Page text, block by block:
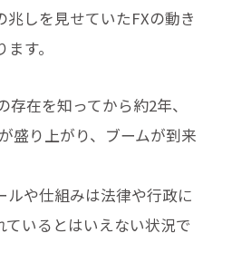
兆しを見せていたFXの動き
す。
在を知ってから約2年、
盛り上がり、ブームが到来
ルや仕組みは法律や行政に
ているとはいえない状況で